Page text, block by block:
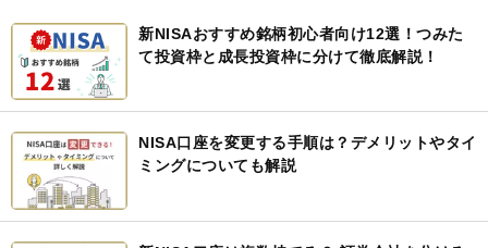
新NISAおすすめ銘柄初心者向け12選！つみた
て投資枠と成長投資枠に分けて徹底解説！
NISA口座を変更する手順は？デメリットやタイ
ミングについても解説